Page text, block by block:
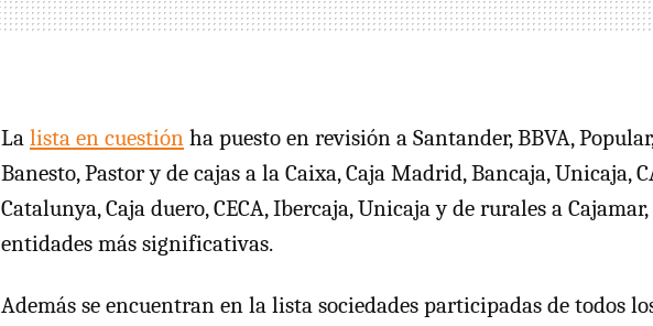
La lista en cuestión ha puesto en revisión a Santander, BBVA,
Banesto, Pastor y de cajas a la Caixa, Caja Madrid, Bancaja, Unicaja,
Catalunya, Caja duero, CECA, Ibercaja, Unicaja y de rurales a
entidades más significativas.
Además se encuentran en la lista sociedades participadas de todos